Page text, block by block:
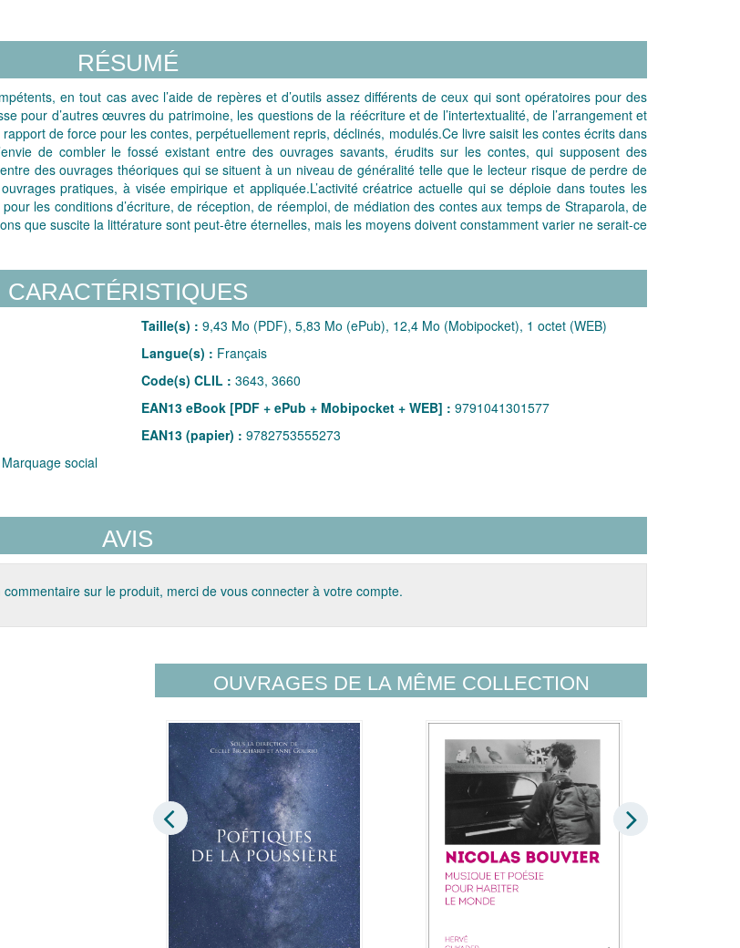
RÉSUMÉ
en tout cas avec l’aide de repères et d’outils assez différents de ceux qui sont opératoires pour des
pour d’autres œuvres du patrimoine, les questions de la réécriture et de l’intertextualité, de l’arrangement et
de force pour les contes, perpétuellement repris, déclinés, modulés.Ce livre saisit les contes écrits dans
de combler le fossé existant entre des ouvrages savants, érudits sur les contes, qui supposent des
des ouvrages théoriques qui se situent à un niveau de généralité telle que le lecteur risque de perdre de
pratiques, à visée empirique et appliquée.L’activité créatrice actuelle qui se déploie dans toutes les
les conditions d’écriture, de réception, de réemploi, de médiation des contes aux temps de Straparola, de
que suscite la littérature sont peut-être éternelles, mais les moyens doivent constamment varier ne serait-ce
CARACTÉRISTIQUES
social
Taille(s) : 9,43 Mo (PDF), 5,83 Mo (ePub), 12,4 Mo (Mobipocket), 1 octet (WEB)
Langue(s) : Français
Code(s) CLIL : 3643, 3660
EAN13 eBook [PDF + ePub + Mobipocket + WEB] : 9791041301577
EAN13 (papier) : 9782753555273
AVIS
sur le produit, merci de vous connecter à votre compte.
OUVRAGES DE LA MÊME COLLECTION